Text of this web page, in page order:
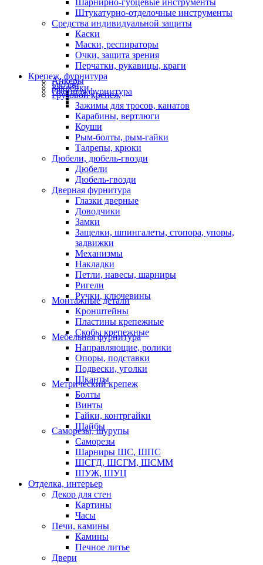
Штукатурно-отделочные инструменты
Средства индивидуальной защиты
Каски
Маски, респираторы
Очки, защита зрения
Перчатки, рукавицы, краги
Крепеж, фурнитура
Анкеры
Гвозди
Заклепки
Оконная фурнитура
Грузовой крепеж
Зажимы для тросов, канатов
Карабины, вертлюги
Коуши
Рым-болты, рым-гайки
Талрепы, крюки
Дюбели, дюбель-гвозди
Дюбели
Дюбель-гвозди
Дверная фурнитура
Глазки дверные
Доводчики
Замки
Защелки, шпингалеты, стопора, упоры,
задвижки
Механизмы
Накладки
Петли, навесы, шарниры
Ригели
Ручки, ключевины
Монтажные детали
Кронштейны
Пластины крепежные
Скобы крепежные
Мебельная фурнитура
Направляющие, ролики
Опоры, подставки
Подвески, уголки
Шканты
Метрический крепеж
Болты
Винты
Гайки, контргайки
Шайбы
Саморезы, шурупы
Саморезы
Шарниры ШС, ШПС
ШСГД, ШСГМ, ШСММ
ШУЖ, ШУЦ
Отделка, интерьер
Декор для стен
Картины
Часы
Печи, камины
Камины
Печное литье
Двери